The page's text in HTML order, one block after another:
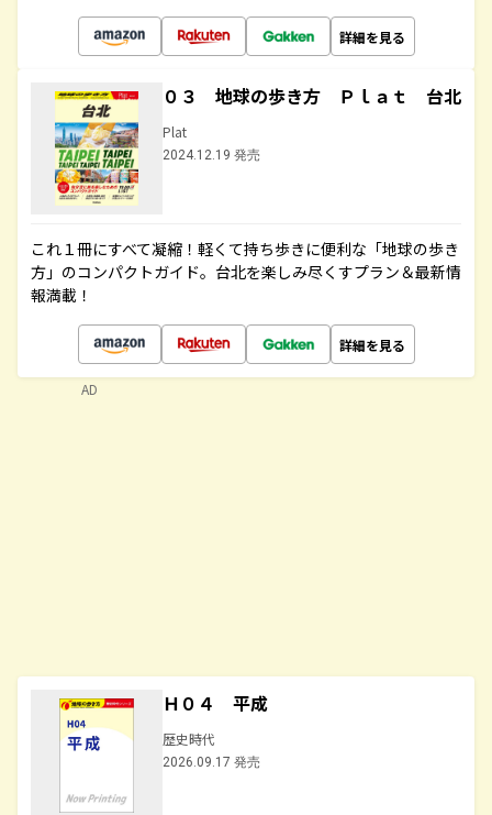
詳細を見る
０３ 地球の歩き方 Ｐｌａｔ 台北
Plat
2024.12.19 発売
これ１冊にすべて凝縮！軽くて持ち歩きに便利な「地球の歩き
方」のコンパクトガイド。台北を楽しみ尽くすプラン＆最新情
報満載！
詳細を見る
Ｈ０４ 平成
歴史時代
2026.09.17 発売
AD